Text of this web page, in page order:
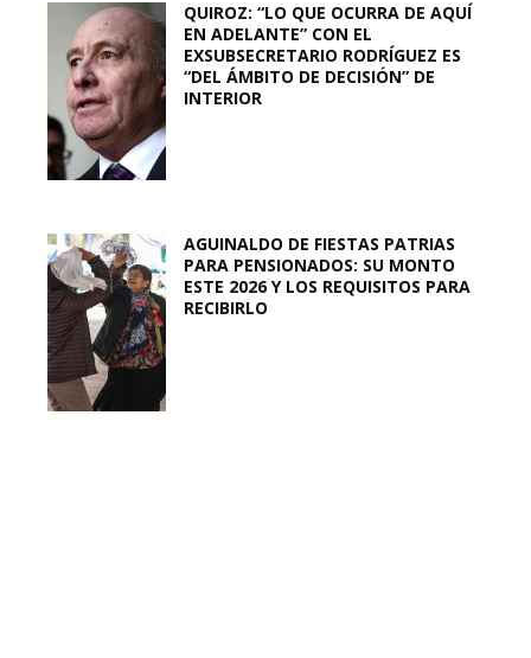
QUIROZ: “LO QUE OCURRA DE AQUÍ
EN ADELANTE” CON EL
EXSUBSECRETARIO RODRÍGUEZ ES
“DEL ÁMBITO DE DECISIÓN” DE
INTERIOR
AGUINALDO DE FIESTAS PATRIAS
PARA PENSIONADOS: SU MONTO
ESTE 2026 Y LOS REQUISITOS PARA
RECIBIRLO